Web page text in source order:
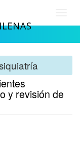
y revisión de